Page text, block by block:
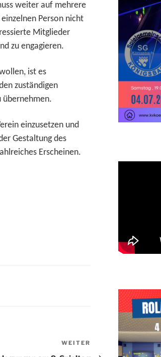
weiter auf mehrere
Person nicht
Mitglieder
zu engagieren.
ist es
zuständigen
übernehmen.
einzusetzen und
Gestaltung des
Erscheinen.
Nächster
WEITER